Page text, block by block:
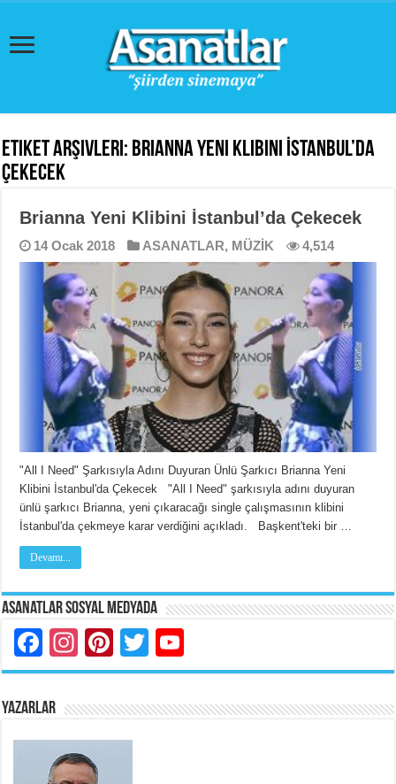
Etiket Arşivleri: Brianna Yeni Klibini İstanbul’da
Çekecek
Brianna Yeni Klibini İstanbul’da Çekecek
14 Ocak 2018 ASANATLAR, MÜZİK 4,514
"All I Need" Şarkısıyla Adını Duyuran Ünlü Şarkıcı Brianna Yeni
Klibini İstanbul'da Çekecek "All I Need" şarkısıyla adını duyuran
ünlü şarkıcı Brianna, yeni çıkaracağı single çalışmasının klibini
İstanbul'da çekmeye karar verdiğini açıkladı. Başkent'teki bir …
Devamı...
Asanatlar Sosyal Medyada
Facebook
Instagram
Pinterest
Twitter
YAZARLAR